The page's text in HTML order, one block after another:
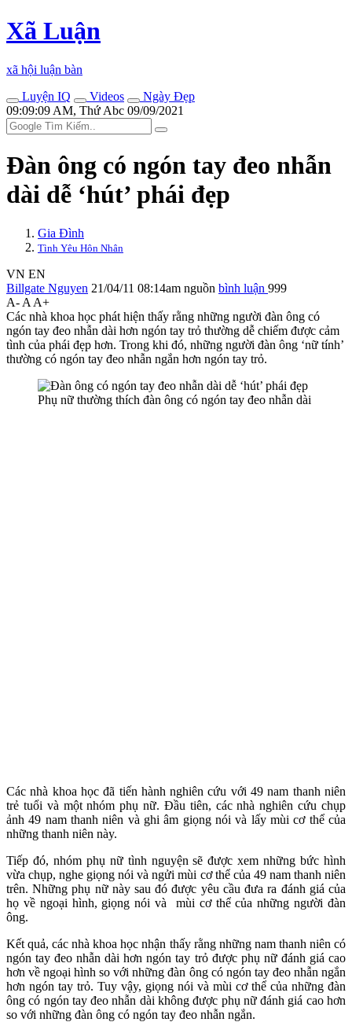
Xã Luận
xã hội luận bàn
Luyện IQ
Videos
Ngày Đẹp
09:09:09 AM, Thứ Abc 09/09/2021
Đàn ông có ngón tay đeo nhẫn
dài dễ ‘hút’ phái đẹp
Gia Đình
Tình Yêu Hôn Nhân
VN EN
Billgate Nguyen 21/04/11 08:14am nguồn bình luận 999
A- A A+
Các nhà khoa học phát hiện thấy rằng những người đàn ông có
ngón tay đeo nhẫn dài hơn ngón tay trỏ thường dễ chiếm được cảm
tình của phái đẹp hơn. Trong khi đó, những người đàn ông ‘nữ tính’
thường có ngón tay đeo nhẫn ngắn hơn ngón tay trỏ.
Phụ nữ thường thích đàn ông có ngón tay đeo nhẫn dài
Các nhà khoa học đã tiến hành nghiên cứu với 49 nam thanh niên
trẻ tuổi và một nhóm phụ nữ. Đầu tiên, các nhà nghiên cứu chụp
ảnh 49 nam thanh niên và ghi âm giọng nói và lấy mùi c‌ơ th‌ể của
những thanh niên này.
Tiếp đó, nhóm phụ nữ tình nguyện sẽ được xem những bức hình
vừa chụp, nghe giọng nói và ngửi mùi c‌ơ th‌ể của 49 nam thanh niên
trên. Những phụ nữ này sau đó được yêu cầu đưa ra đánh giá của
họ về ngoại hình, giọng nói và mùi c‌ơ th‌ể của những người đàn
ông.
Kết quả, các nhà khoa học nhận thấy rằng những nam thanh niên có
ngón tay đeo nhẫn dài hơn ngón tay trỏ được phụ nữ đánh giá cao
hơn về ngoại hình so với những đàn ông có ngón tay đeo nhẫn ngắn
hơn ngón tay trỏ. Tuy vậy, giọng nói và mùi c‌ơ th‌ể của những đàn
ông có ngón tay đeo nhẫn dài không được phụ nữ đánh giá cao hơn
so với những đàn ông có ngón tay đeo nhẫn ngắn.